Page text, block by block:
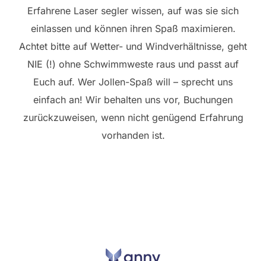
Erfahrene Laser segler wissen, auf was sie sich
einlassen und können ihren Spaß maximieren.
Achtet bitte auf Wetter- und Windverhältnisse, geht
NIE (!) ohne Schwimmweste raus und passt auf
Euch auf. Wer Jollen-Spaß will – sprecht uns
einfach an! Wir behalten uns vor, Buchungen
zurückzuweisen, wenn nicht genügend Erfahrung
vorhanden ist.